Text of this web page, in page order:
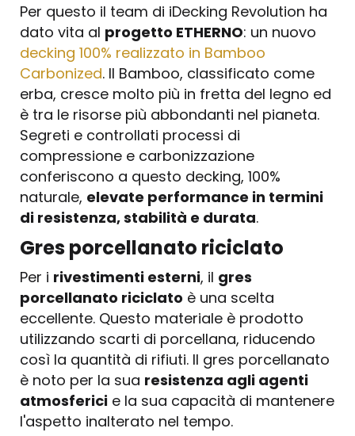
Per questo il team di iDecking Revolution ha
dato vita al progetto ETHERNO: un nuovo
decking 100% realizzato in Bamboo
Carbonized. Il Bamboo, classificato come
erba, cresce molto più in fretta del legno ed
è tra le risorse più abbondanti nel pianeta.
Segreti e controllati processi di
compressione e carbonizzazione
conferiscono a questo decking, 100%
naturale, elevate performance in termini
di resistenza, stabilità e durata.
Gres porcellanato riciclato
Per i rivestimenti esterni, il gres
porcellanato riciclato è una scelta
eccellente. Questo materiale è prodotto
utilizzando scarti di porcellana, riducendo
così la quantità di rifiuti. Il gres porcellanato
è noto per la sua resistenza agli agenti
atmosferici e la sua capacità di mantenere
l'aspetto inalterato nel tempo.